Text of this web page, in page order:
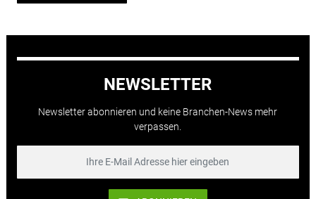
NEWSLETTER
Newsletter abonnieren und keine Branchen-News mehr
verpassen.